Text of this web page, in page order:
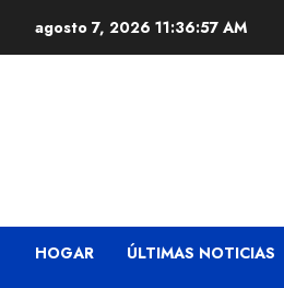
agosto 7, 2026 11:36:59 AM
HOGAR ÚLTIMAS NOTICIAS